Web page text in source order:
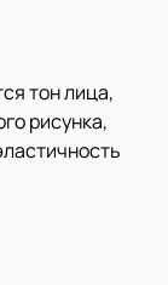
тон лица,
рисунка,